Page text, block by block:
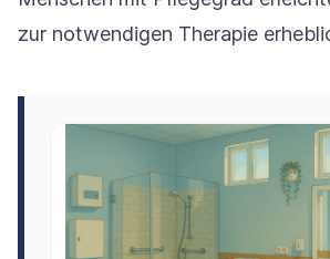
zur notwendigen Therapie